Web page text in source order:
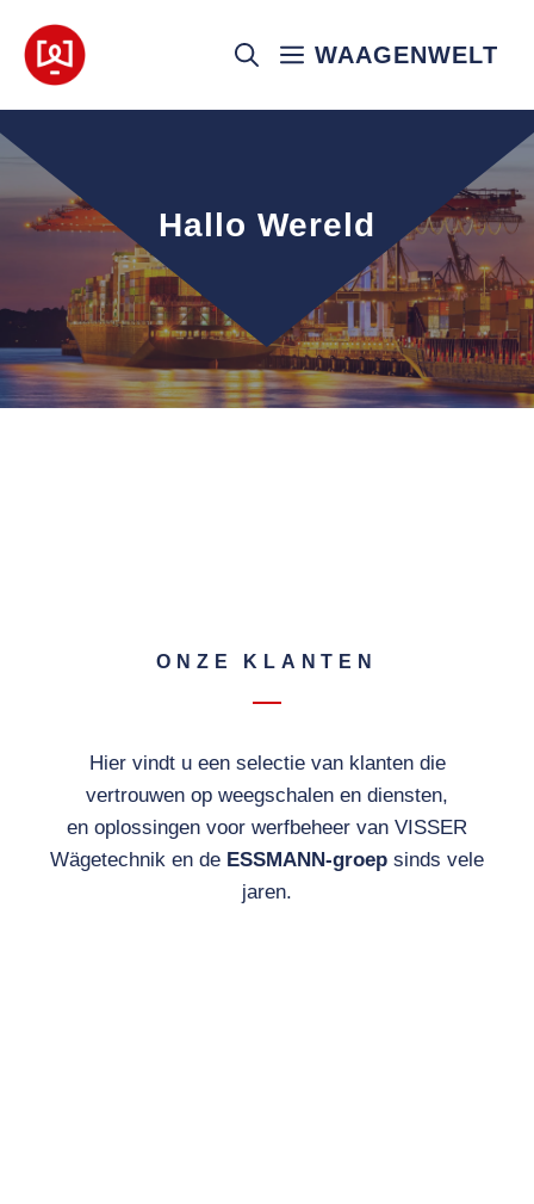
naar
inhoud
WAAGENWELT
Hallo Wereld
ONZE KLANTEN
Hier vindt u een selectie van klanten die
vertrouwen op weegschalen en diensten,
en oplossingen voor werfbeheer van VISSER
Wägetechnik en de ESSMANN-groep sinds vele
jaren.